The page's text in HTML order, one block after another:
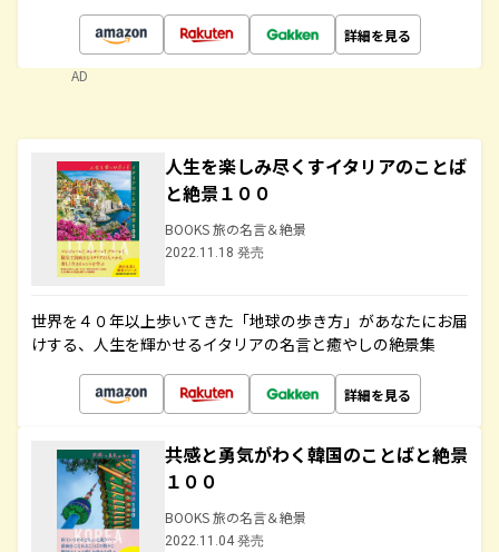
詳細を見る
AD
人生を楽しみ尽くすイタリアのことば
と絶景１００
BOOKS 旅の名言＆絶景
2022.11.18 発売
世界を４０年以上歩いてきた「地球の歩き方」があなたにお届
けする、人生を輝かせるイタリアの名言と癒やしの絶景集
詳細を見る
共感と勇気がわく韓国のことばと絶景
１００
BOOKS 旅の名言＆絶景
2022.11.04 発売